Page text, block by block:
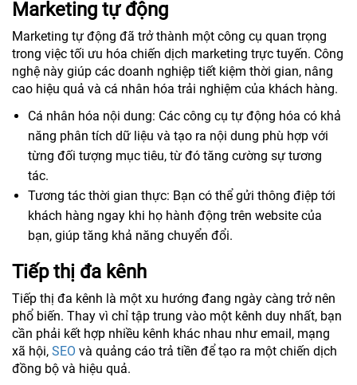
Marketing tự động
Marketing tự động đã trở thành một công cụ quan trọng
trong việc tối ưu hóa chiến dịch marketing trực tuyến. Công
nghệ này giúp các doanh nghiệp tiết kiệm thời gian, nâng
cao hiệu quả và cá nhân hóa trải nghiệm của khách hàng.
Cá nhân hóa nội dung: Các công cụ tự động hóa có khả
năng phân tích dữ liệu và tạo ra nội dung phù hợp với
từng đối tượng mục tiêu, từ đó tăng cường sự tương
tác.
Tương tác thời gian thực: Bạn có thể gửi thông điệp tới
khách hàng ngay khi họ hành động trên website của
bạn, giúp tăng khả năng chuyển đổi.
Tiếp thị đa kênh
Tiếp thị đa kênh là một xu hướng đang ngày càng trở nên
phổ biến. Thay vì chỉ tập trung vào một kênh duy nhất, bạn
cần phải kết hợp nhiều kênh khác nhau như email, mạng
xã hội, SEO và quảng cáo trả tiền để tạo ra một chiến dịch
đồng bộ và hiệu quả.